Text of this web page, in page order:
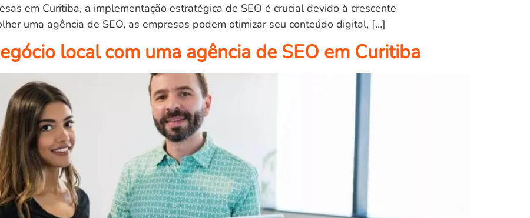
em Curitiba, a implementação estratégica de SEO é crucial devido à crescente
uma agência de SEO, as empresas podem otimizar seu conteúdo digital, […]
local com uma agência de SEO em Curitiba